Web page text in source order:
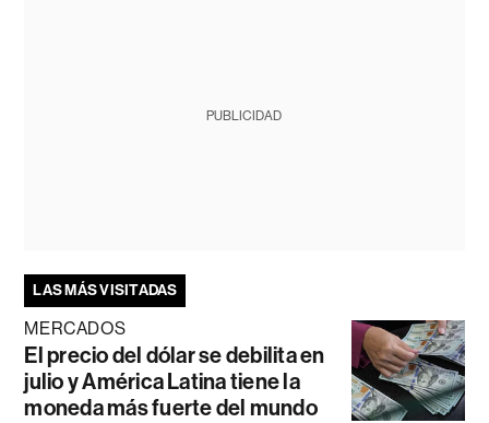
PUBLICIDAD
LAS MÁS VISITADAS
MERCADOS
El precio del dólar se debilita en
julio y América Latina tiene la
moneda más fuerte del mundo